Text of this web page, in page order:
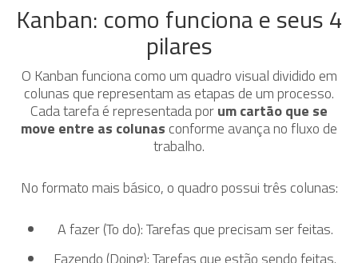
Kanban: como funciona e seus 4
pilares
O Kanban funciona como um quadro visual dividido em
colunas que representam as etapas de um processo.
Cada tarefa é representada porum cartão que se
move entre as colunas conforme avança no fluxo de
trabalho.
No formato mais básico, o quadro possui três colunas:
A fazer (To do): Tarefas que precisam ser feitas.
Fazendo (Doing): Tarefas que estão sendo feitas.